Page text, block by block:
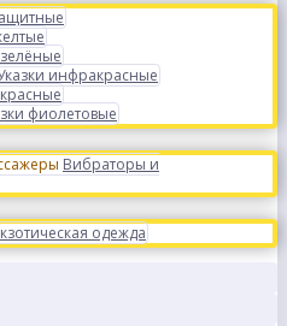
инфракрасные
фиолетовые
Вибраторы и
одежда